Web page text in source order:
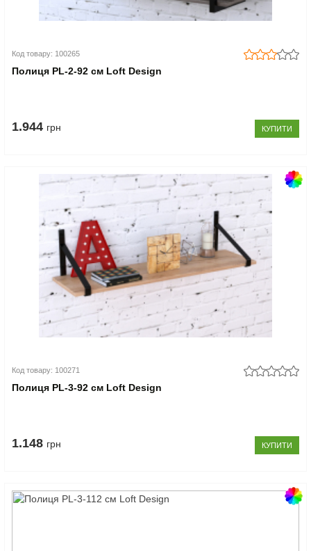
Код товару: 100265
Полиця PL-2-92 см Loft Design
1.944 грн КУПИТИ
Код товару: 100271
Полиця PL-3-92 см Loft Design
1.148 грн КУПИТИ